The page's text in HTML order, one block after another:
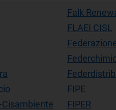
Falk
FLAEI CISL
FIPE
FIPER